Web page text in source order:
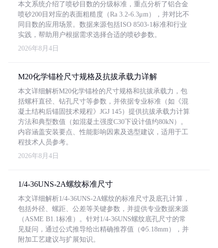
本文系统介绍了喷砂目数的分级标准，重点分析了铝合金
喷砂200目对应的表面粗糙度（Ra 3.2-6.3μm），并对比不
同目数的应用场景。数据来源包括ISO 8503-1标准和行业
实践，帮助用户根据需求选择合适的喷砂参数。
2026年8月4日
M20化学锚栓尺寸规格及抗拔承载力详解
本文详细解析M20化学锚栓的尺寸规格和抗拔承载力，包
括螺杆直径、钻孔尺寸等参数，并依据专业标准（如《混
凝土结构后锚固技术规程》JGJ 145）提供抗拔承载力计算
方法和典型数值（如混凝土强度C30下设计值约80kN）。
内容涵盖安装要点、性能影响因素及选型建议，适用于工
程技术人员参考。
2026年8月4日
1/4-36UNS-2A螺纹标准尺寸
本文详细解析1/4-36UNS-2A螺纹的标准尺寸及底孔计算，
包括外径、螺距、公差等关键参数，并提供专业数据来源
（ASME B1.1标准）。针对1/4-36UNS螺纹底孔尺寸的常
见疑问，通过公式推导给出精确推荐值（Φ5.18mm），并
附加工艺建议与扩展知识。